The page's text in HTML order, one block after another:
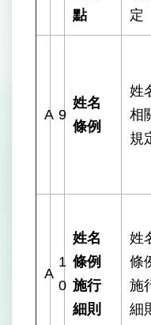
點
定
A 9
姓名
條例
姓
相
規
A
1
0
姓名
條例
施行
細則
姓
條
施
細